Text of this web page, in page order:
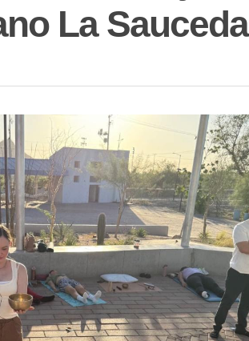
La Sauceda